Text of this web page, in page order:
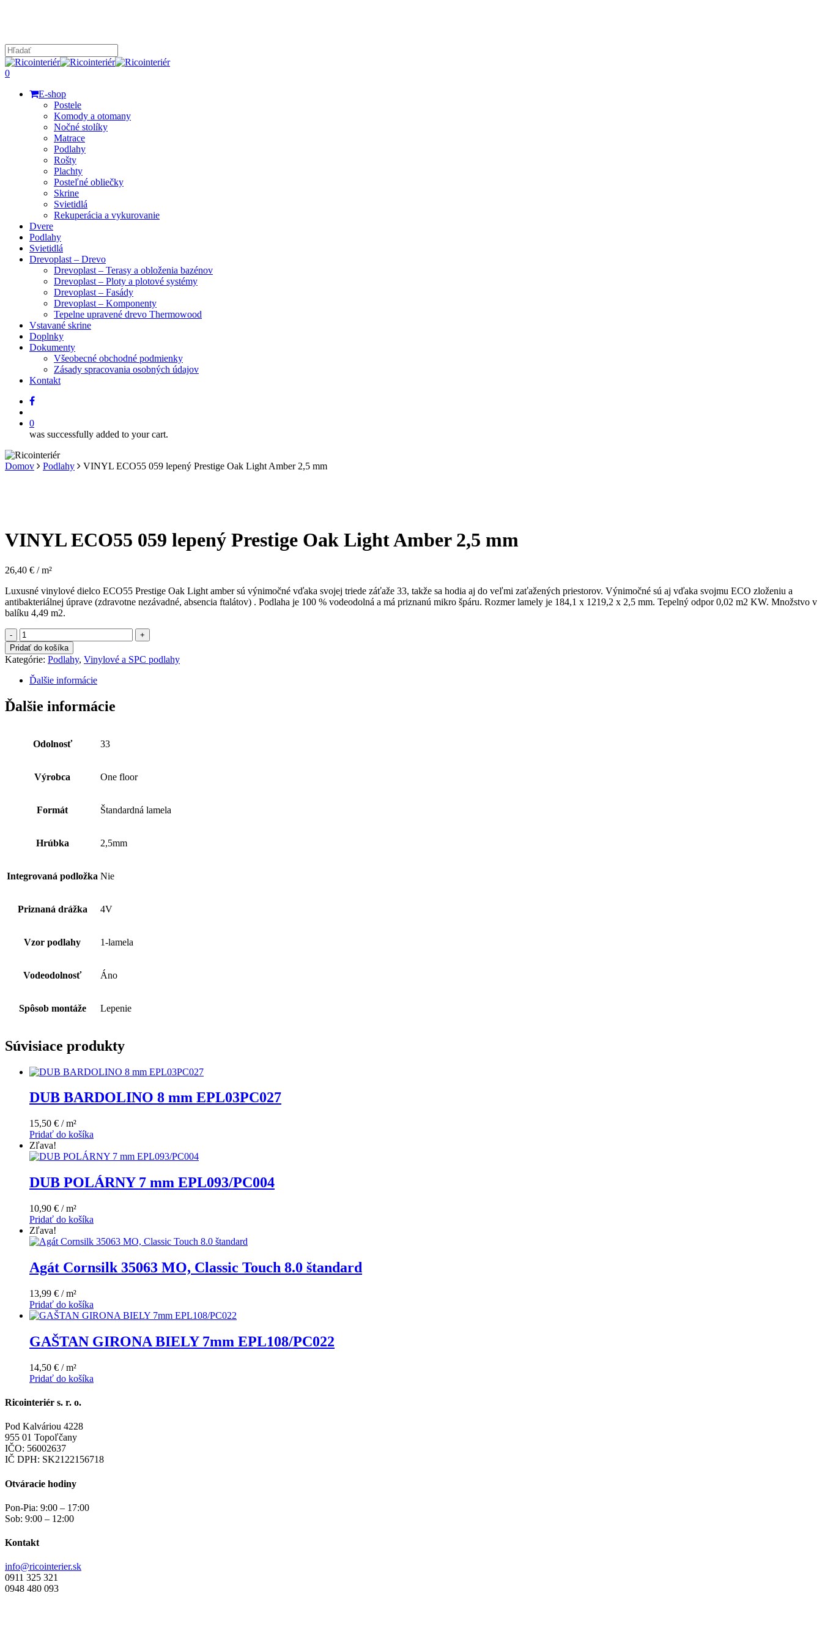
content
Close
Search
search
0
E-shop
Postele
Komody a otomany
Nočné stolíky
Matrace
Podlahy
Rošty
Plachty
Posteľné obliečky
Skrine
Svietidlá
Rekuperácia a vykurovanie
Dvere
Podlahy
Svietidlá
Drevoplast – Drevo
Drevoplast – Terasy a obloženia bazénov
Drevoplast – Ploty a plotové systémy
Drevoplast – Fasády
Drevoplast – Komponenty
Tepelne upravené drevo Thermowood
Vstavané skrine
Doplnky
Dokumenty
Všeobecné obchodné podmienky
Zásady spracovania osobných údajov
Kontakt
facebook
0
was successfully added to your cart.
Domov Podlahy VINYL ECO55 059 lepený Prestige Oak Light Amber 2,5 mm
VINYL ECO55 059 lepený Prestige Oak Light Amber 2,5 mm
26,40 € / m²
Luxusné vinylové dielco ECO55 Prestige Oak Light amber sú výnimočné vďaka svojej triede záťaže 33, takže sa hodia aj do veľmi zaťažených priestorov. Výnimočné sú aj vďaka svojmu ECO zloženiu a
antibakteriálnej úprave (zdravotne nezávadné, absencia ftalátov) . Podlaha je 100 % vodeodolná a má priznanú mikro špáru. Rozmer lamely je 184,1 x 1219,2 x 2,5 mm. Tepelný odpor 0,02 m2 KW. Množstvo v
balíku 4,49 m2.
množstvo
VINYL
ECO55
059
lepený
Prestige
Oak
Light
mm
Pridať do košíka
Kategórie: Podlahy, Vinylové a SPC podlahy
Ďalšie informácie
Ďalšie informácie
Odolnosť 33
Výrobca One floor
Formát Štandardná lamela
Hrúbka 2,5mm
Integrovaná podložka Nie
Priznaná drážka 4V
Vzor podlahy 1-lamela
Vodeodolnosť Áno
Spôsob montáže Lepenie
Súvisiace produkty
DUB BARDOLINO 8 mm EPL03PC027
15,50 € / m²
Pridať do košíka
Zľava!
DUB POLÁRNY 7 mm EPL093/PC004
10,90 € / m²
Pridať do košíka
Zľava!
Agát Cornsilk 35063 MO, Classic Touch 8.0 štandard
13,99 € / m²
Pridať do košíka
GAŠTAN GIRONA BIELY 7mm EPL108/PC022
14,50 € / m²
Pridať do košíka
Ricointeriér s. r. o.
Pod Kalváriou 4228
955 01 Topoľčany
IČO: 56002637
IČ DPH: SK2122156718
Otváracie hodiny
Pon-Pia: 9:00 – 17:00
Sob: 9:00 – 12:00
Kontakt
info@ricointerier.sk
0911 325 321
0948 480 093